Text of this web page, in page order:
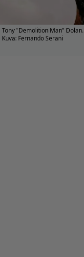
Tony "Demolition Man" Dolan.
Kuva: Fernando Serani